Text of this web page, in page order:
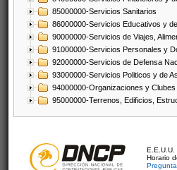
85000000-Servicios Sanitarios
86000000-Servicios Educativos y
90000000-Servicios de Viajes,
91000000-Servicios Personales y
92000000-Servicios de Defensa
93000000-Servicios Politicos y de
94000000-Organizaciones y Clubes
95000000-Terrenos, Edificios,
E.E.U.U.
Horario